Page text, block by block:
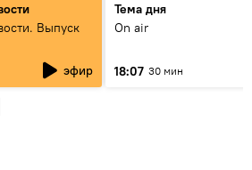
Выпуск
эфир
Тема дня
On air
18:07 30 мин